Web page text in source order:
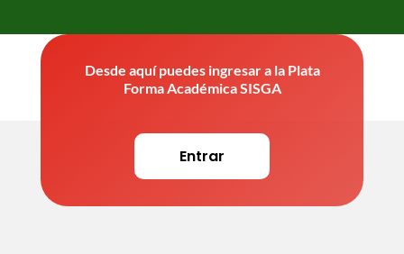
Desde aquí puedes ingresar a la Plata
Forma Académica SISGA
Entrar